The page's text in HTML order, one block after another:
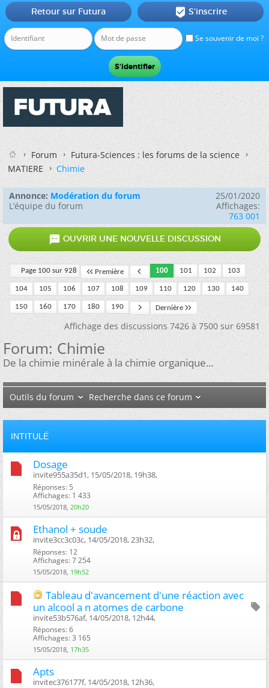
Se souvenir de moi ?
Retour sur Futura  S'inscrire
Forum
Futura-Sciences : les forums de la science
MATIERE
Chimie
Annonce: Modération du forum
L’équipe du forum
25/01/2020
Affichages:
763 001
 OUVRIR UNE NOUVELLE DISCUSSION
Page 100 sur 928 Première 100 101 102 103
104 105 106 107 108 109 110 120 130 140
150 160 170 180 190 Dernière
Affichage des discussions 7426 à 7500 sur 69581
Forum:Chimie
De la chimie minérale à la chimie organique...
Outils du forum Recherche dans ce forum
INTITULÉ
Dosage
invite955a35d1, 15/05/2018, 19h38, ‎
Réponses: 5
Affichages: 1 433
15/05/2018, 20h20
Ethanol + soude
invite3cc3c03c, 14/05/2018, 23h32, ‎
Réponses: 12
Affichages: 7 254
15/05/2018, 19h52
Tableau d'avancement d'une réaction avec
un alcool a n atomes de carbone
invite53b576af, 14/05/2018, 12h44, ‎
Réponses: 6
Affichages: 3 165
15/05/2018, 17h35
Apts
invitec376177f, 14/05/2018, 12h36, ‎